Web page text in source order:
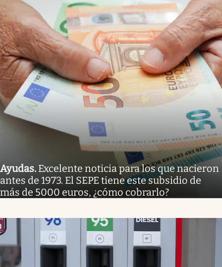
Ayudas. Excelente noticia para los que nacieron
antes de 1973. El SEPE tiene este subsidio de
más de 5000 euros, ¿cómo cobrarlo?